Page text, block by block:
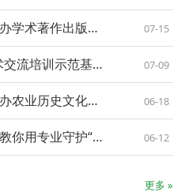
我社与马克思主义学院联合举办学术著作出版交流座谈会 07-15
我社出版的“上合组织农业技术交流培训示范基地科技培训系列教材丛书”亮相第五届上合组织农业大学校长论坛 07-09
我社与人文学院农史所联合举办农业历史文化类图书选题交流会 06-18
告别“经验养宠” ——这两本书教你用专业守护“毛孩子”的一生 06-12
更多 »